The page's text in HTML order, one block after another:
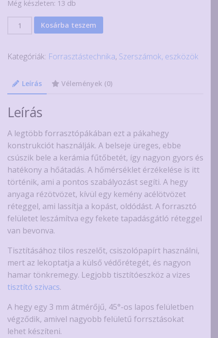
Még készleten: 13 db
DBL
3C
pákahegy
mennyiség
Kosárba teszem
Kategóriák: Forrasztástechnika, Szerszámok, eszközök
Leírás Vélemények (0)
Leírás
A legtöbb forrasztópákában ezt a pákahegy
konstrukciót használják. A belseje üreges, ebbe
csúszik bele a kerámia fűtőbetét, így nagyon gyors és
hatékony a hőátadás. A hőmérséklet érzékelése is itt
történik, ami a pontos szabályozást segíti. A hegy
anyaga rézötvözet, kívül egy kemény acélötvözet
réteggel, ami lassítja a kopást, oldódást. A forrasztó
felületet leszámítva egy fekete tapadásgátló réteggel
van bevonva.
Tisztításához tilos reszelőt, csiszolópapírt használni,
mert az lekoptatja a külső védőrétegét, és nagyon
hamar tönkremegy. Legjobb tisztítóeszköz a vizes
tisztító szivacs.
A hegy egy 3 mm átmérőjű, 45°-os lapos felületben
végződik, amivel nagyobb felületű forrsztásokat
lehet készíteni.